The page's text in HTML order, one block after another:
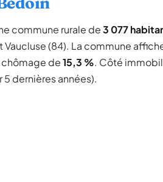
commune rurale de3 077
(84). La commune
chômage de15,3 %. Côté
5 dernières années).